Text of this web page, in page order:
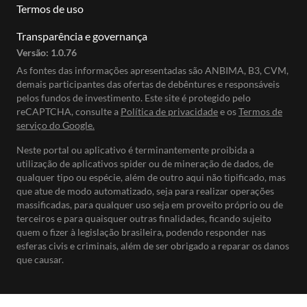
Termos de uso
Transparência e governança
Versão: 1.0.76
As fontes das informações apresentadas são ANBIMA, B3, CVM,
demais participantes das ofertas de debêntures e responsáveis
pelos fundos de investimento. Este site é protegido pelo
reCAPTCHA, consulte a Política de privacidadee osTermos de
serviço do Google.
Neste portal ou aplicativo é terminantemente proibida a
utilização de aplicativos spider ou de mineração de dados, de
qualquer tipo ou espécie, além de outro aqui não tipificado, mas
que atue de modo automatizado, seja para realizar operações
massificadas, para qualquer uso seja em proveito próprio ou de
terceiros e para quaisquer outras finalidades, ficando sujeito
quem o fizer à legislação brasileira, podendo responder nas
esferas civis e criminais, além de ser obrigado a reparar os danos
que causar.